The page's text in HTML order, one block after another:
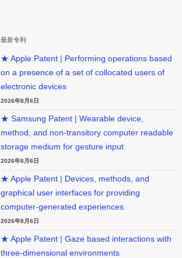
最新专利
★ Apple Patent | Performing operations based
on a presence of a set of collocated users of
electronic devices
2026年8月6日
★ Samsung Patent | Wearable device,
method, and non-transitory computer readable
storage medium for gesture input
2026年8月6日
★ Apple Patent | Devices, methods, and
graphical user interfaces for providing
computer-generated experiences
2026年8月6日
★ Apple Patent | Gaze based interactions with
three-dimensional environments